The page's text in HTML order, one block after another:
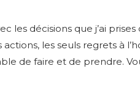
les décisions que j’ai
les seuls regrets à
de faire et de prendre.